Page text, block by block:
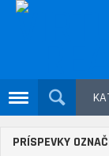
PRÍSPEVKY